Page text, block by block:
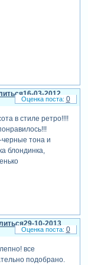
16-03-2012
в стиле ретро!!!!
черные тона и
блондинка,
0
29-10-2013
все
подобрано.
0